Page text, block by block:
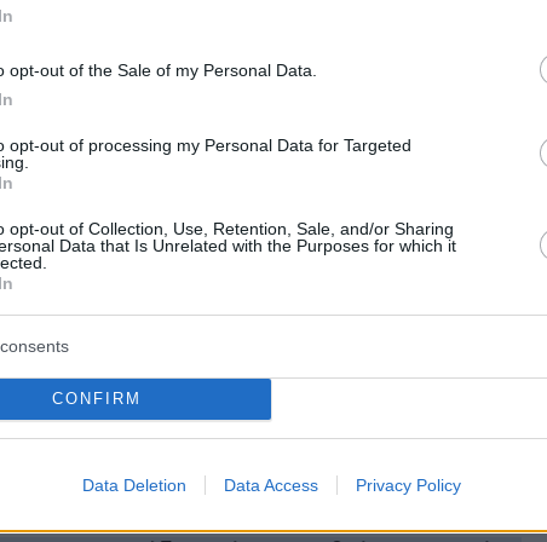
opt-out of the Sale of my Personal Data.
opt-out of processing my Personal Data for Targeted
opt-out of Collection, Use, Retention, Sale, and/or Sharing
Data that Is Unrelated with the Purposes for which it
CONFIRM
Data Deletion Data Access Privacy Policy
εμπορική ταινία όλων των εποχών, με
που ξεπερνούν τα 2,9 δισεκατομμύρια δολάρια
αίθουσες στις 19 Δεκεμβρίου.
φυλάκιση στον Σαρκοζί για εγκληματική
σκοπό να λάβει παράνομη χρηματοδότηση
από τον Καντάφι